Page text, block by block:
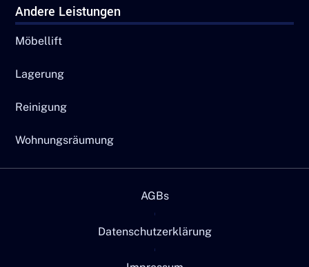
Andere Leistungen
Möbellift
Lagerung
Reinigung
Wohnungsräumung
AGBs
Datenschutzerklärung